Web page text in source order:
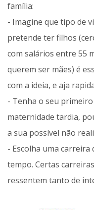
família:
- Imagine que tipo de
pretende ter filhos
com salários entre 55
querem ser mães) é
com a ideia, e aja
- Tenha o seu
maternidade tardia,
a sua possível não
- Escolha uma
tempo. Certas
ressentem tanto de